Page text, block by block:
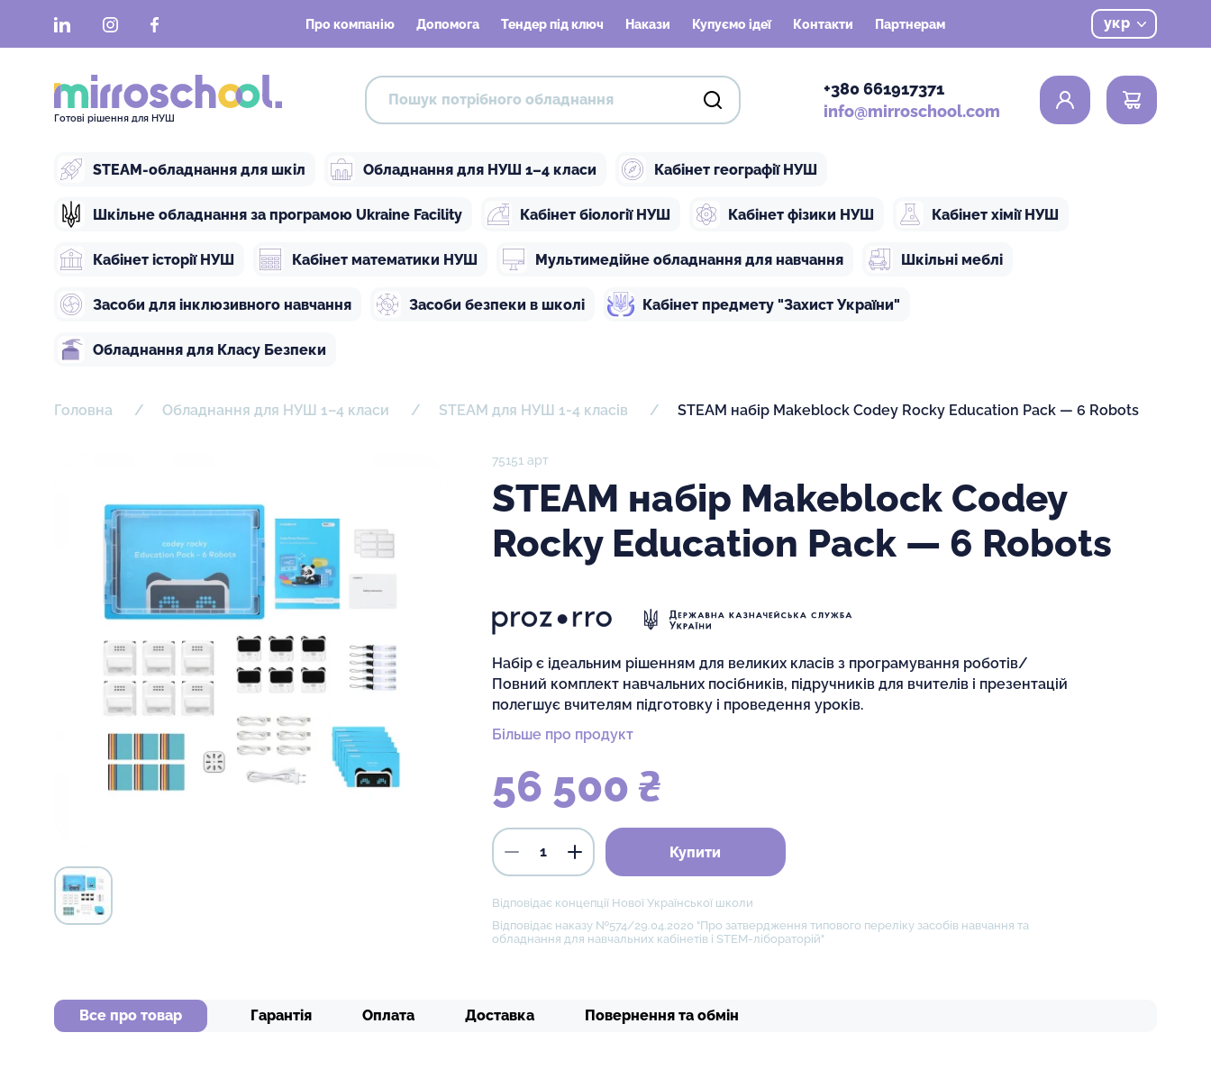
LinkedInInstagramFacebook Про компанію Допомога Тендер під ключ Накази Купуємо ідеї Контакти Партнерам укр
Готові рішення для НУШ
+380 661917371
info@mirroschool.com
0
STEAM-обладнання для шкіл Обладнання для НУШ 1–4 класи Кабінет географії НУШ
Шкільне обладнання за програмою Ukraine Facility Кабінет біології НУШ Кабінет фізики НУШ Кабінет хімії НУШ
Кабінет історії НУШ Кабінет математики НУШ Мультимедійне обладнання для навчання Шкільні меблі
Засоби для інклюзивного навчання Засоби безпеки в школі Кабінет предмету "Захист України"
Обладнання для Класу Безпеки
Головна Обладнання для НУШ 1–4 класи STEAM для НУШ 1-4 класів STEAM набір Makeblock Codey Rocky Education Pack — 6 Robots
75151 арт
STEAM набір Makeblock Codey
Rocky Education Pack — 6 Robots
Набір є ідеальним рішенням для великих класів з програмування роботів/
Повний комплект навчальних посібників, підручників для вчителів і презентацій
полегшує вчителям підготовку і проведення уроків.
Більше про продукт
56 500 ₴
Купити
Відповідає концепції Нової Української школи
Відповідає наказу №574/29.04.2020 "Про затвердження типового переліку засобів навчання та
обладнання для навчальних кабінетів і STEM-лібораторій"
Все про товар Гарантія Оплата Доставка Повернення та обмін